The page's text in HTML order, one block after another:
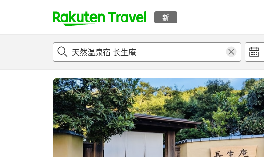
新
t
p
a
g
e
_
s
e
a
概况 客房及住宿套餐 评论设施